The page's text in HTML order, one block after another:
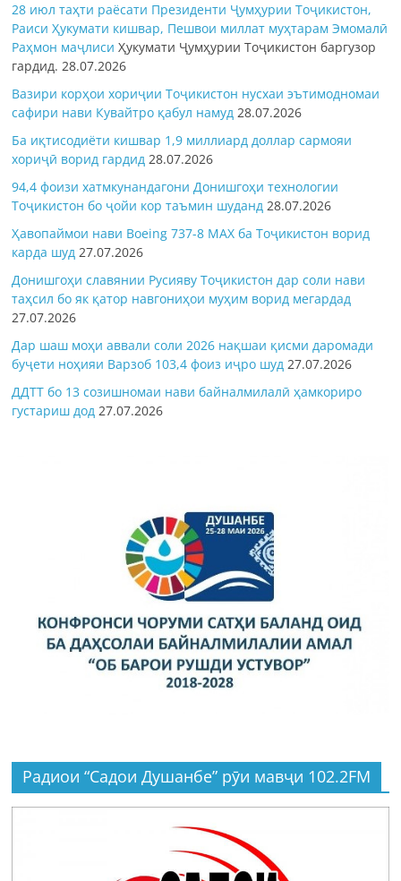
28 июл таҳти раёсати Президенти Ҷумҳурии Тоҷикистон,
Раиси Ҳукумати кишвар, Пешвои миллат муҳтарам Эмомалӣ
Раҳмон маҷлисиҲукумати Ҷумҳурии Тоҷикистон баргузор
гардид.28.07.2026
Вазири корҳои хориҷии Тоҷикистон нусхаи эътимодномаи
сафири нави Кувайтро қабул намуд 28.07.2026
Ба иқтисодиёти кишвар 1,9 миллиард доллар сармояи
хориҷӣ ворид гардид 28.07.2026
94,4 фоизи хатмкунандагони Донишгоҳи технологии
Тоҷикистон бо ҷойи кор таъмин шуданд 28.07.2026
Ҳавопаймои нави Boeing 737-8 MAX ба Тоҷикистон ворид
карда шуд 27.07.2026
Донишгоҳи славянии Русияву Тоҷикистон дар соли нави
таҳсил бо як қатор навгониҳои муҳим ворид мегардад
27.07.2026
Дар шаш моҳи аввали соли 2026 нақшаи қисми даромади
буҷети ноҳияи Варзоб 103,4 фоиз иҷро шуд 27.07.2026
ДДТТ бо 13 созишномаи нави байналмилалӣ ҳамкориро
густариш дод 27.07.2026
Радиои “Садои Душанбе” рӯи мавҷи 102.2FM